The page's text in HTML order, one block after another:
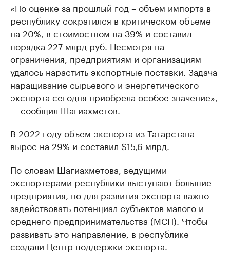
«По оценке за прошлый год – объем импорта в
республику сократился в критическом объеме
на 20%, в стоимостном на 39% и составил
порядка 227 млрд руб. Несмотря на
ограничения, предприятиям и организациям
удалось нарастить экспортные поставки. Задача
наращивание сырьевого и энергетического
экспорта сегодня приобрела особое значение»,
— сообщил Шагиахметов.
В 2022 году объем экспорта из Татарстана
вырос на 29% и составил $15,6 млрд.
По словам Шагиахметова, ведущими
экспортерами республики выступают большие
предприятия, но для развития экспорта важно
задействовать потенциал субъектов малого и
среднего предпринимательства (МСП). Чтобы
развивать это направление, в республике
создали Центр поддержки экспорта.